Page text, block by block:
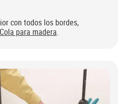
con todos los bordes,
para madera.